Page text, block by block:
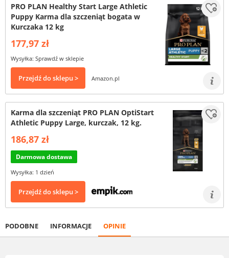
PRO PLAN Healthy Start Large Athletic
Puppy Karma dla szczeniąt bogata w
Kurczaka 12 kg
177,97 zł
Wysyłka: Sprawdź w sklepie
Przejdź do sklepu > Amazon.pl
Karma dla szczeniąt PRO PLAN OptiStart
Athletic Puppy Large, kurczak, 12 kg.
186,87 zł
Darmowa dostawa
Wysyłka: 1 dzień
Przejdź do sklepu >
PODOBNE INFORMACJE OPINIE